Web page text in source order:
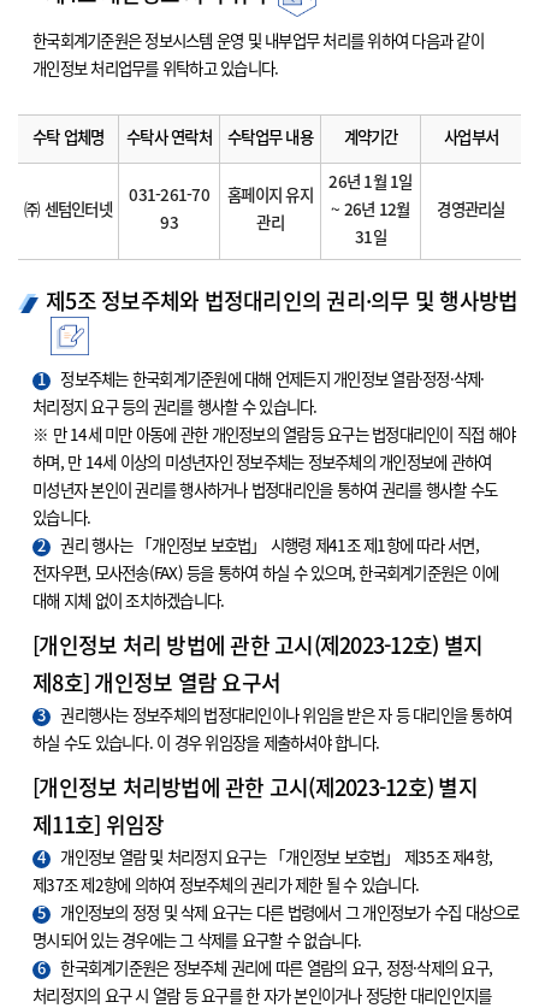
한국회계기준원은 정보시스템 운영 및 내부업무 처리를 위하여 다음과 같이
개인정보 처리업무를 위탁하고 있습니다.
수탁 업체명 수탁사 연락처 수탁업무 내용 계약기간 사업부서
㈜ 센텀인터넷
031-261-70
93
홈페이지 유지
관리
26년 1월 1일
~ 26년 12월
31일
경영관리실
제5조 정보주체와 법정대리인의 권리·의무 및 행사방법
1
정보주체는 한국회계기준원에 대해 언제든지 개인정보 열람·정정·삭제·
처리정지 요구 등의 권리를 행사할 수 있습니다.
※ 만 14세 미만 아동에 관한 개인정보의 열람등 요구는 법정대리인이 직접 해야
하며, 만 14세 이상의 미성년자인 정보주체는 정보주체의 개인정보에 관하여
미성년자 본인이 권리를 행사하거나 법정대리인을 통하여 권리를 행사할 수도
있습니다.
2
권리 행사는 「개인정보 보호법」 시행령 제41조 제1항에 따라 서면,
전자우편, 모사전송(FAX) 등을 통하여 하실 수 있으며, 한국회계기준원은 이에
대해 지체 없이 조치하겠습니다.
[개인정보 처리 방법에 관한 고시(제2023-12호) 별지
제8호] 개인정보 열람 요구서
3
권리행사는 정보주체의 법정대리인이나 위임을 받은 자 등 대리인을 통하여
하실 수도 있습니다. 이 경우 위임장을 제출하셔야 합니다.
[개인정보 처리방법에 관한 고시(제2023-12호) 별지
제11호] 위임장
4
개인정보 열람 및 처리정지 요구는 「개인정보 보호법」 제35조 제4항,
제37조 제2항에 의하여 정보주체의 권리가 제한 될 수 있습니다.
5
개인정보의 정정 및 삭제 요구는 다른 법령에서 그 개인정보가 수집 대상으로
명시되어 있는 경우에는 그 삭제를 요구할 수 없습니다.
6
한국회계기준원은 정보주체 권리에 따른 열람의 요구, 정정·삭제의 요구,
처리정지의 요구 시 열람 등 요구를 한 자가 본인이거나 정당한 대리인인지를